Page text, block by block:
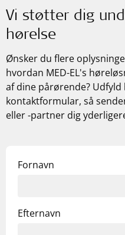
Vi støtter dig
hørelse
Ønsker du flere
hvordan MED-EL's
af dine pårørende?
kontaktformular, så
eller -partner dig
Fornavn
Efternavn